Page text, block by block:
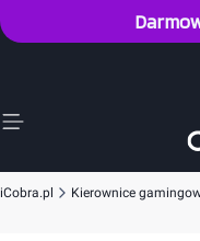
iCobra.pl Kierownice